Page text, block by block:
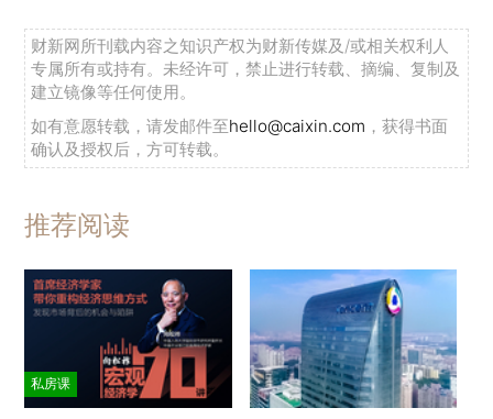
财新网所刊载内容之知识产权为财新传媒及/或相关权利人
专属所有或持有。未经许可，禁止进行转载、摘编、复制及
建立镜像等任何使用。
如有意愿转载，请发邮件至hello@caixin.com ，获得书面
确认及授权后，方可转载。
推荐阅读
私房课